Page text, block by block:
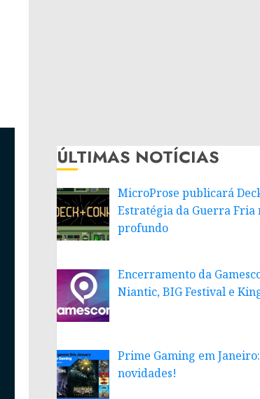
ÚLTIMAS NOTÍCIAS
MicroProse publicará
Estratégia da Guerra Fria
profundo
Encerramento da
Niantic, BIG Festival e
Prime Gaming em
novidades!